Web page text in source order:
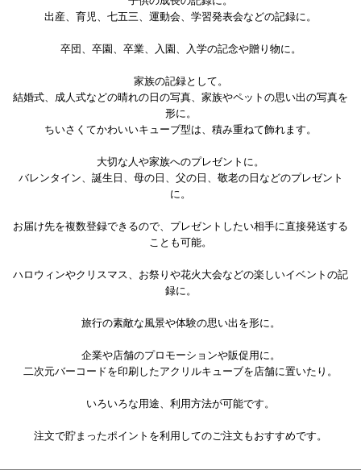
出産、育児、七五三、運動会、学習発表会などの記録に。
卒団、卒園、卒業、入園、入学の記念や贈り物に。
家族の記録として。
結婚式、成人式などの晴れの日の写真、家族やペットの思い出の写真を
形に。
ちいさくてかわいいキューブ型は、積み重ねて飾れます。
大切な人や家族へのプレゼントに。
バレンタイン、誕生日、母の日、父の日、敬老の日などのプレゼント
に。
お届け先を複数登録できるので、プレゼントしたい相手に直接発送する
ことも可能。
ハロウィンやクリスマス、お祭りや花火大会などの楽しいイベントの記
録に。
旅行の素敵な風景や体験の思い出を形に。
企業や店舗のプロモーションや販促用に。
二次元バーコードを印刷したアクリルキューブを店舗に置いたり。
いろいろな用途、利用方法が可能です。
注文で貯まったポイントを利用してのご注文もおすすめです。